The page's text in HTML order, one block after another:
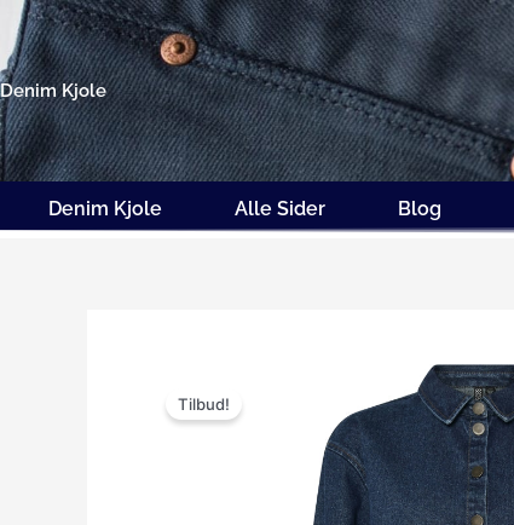
Gå
til
indholdet
Denim Kjole
Denim Kjole Alle Sider Blog
Tilbud!